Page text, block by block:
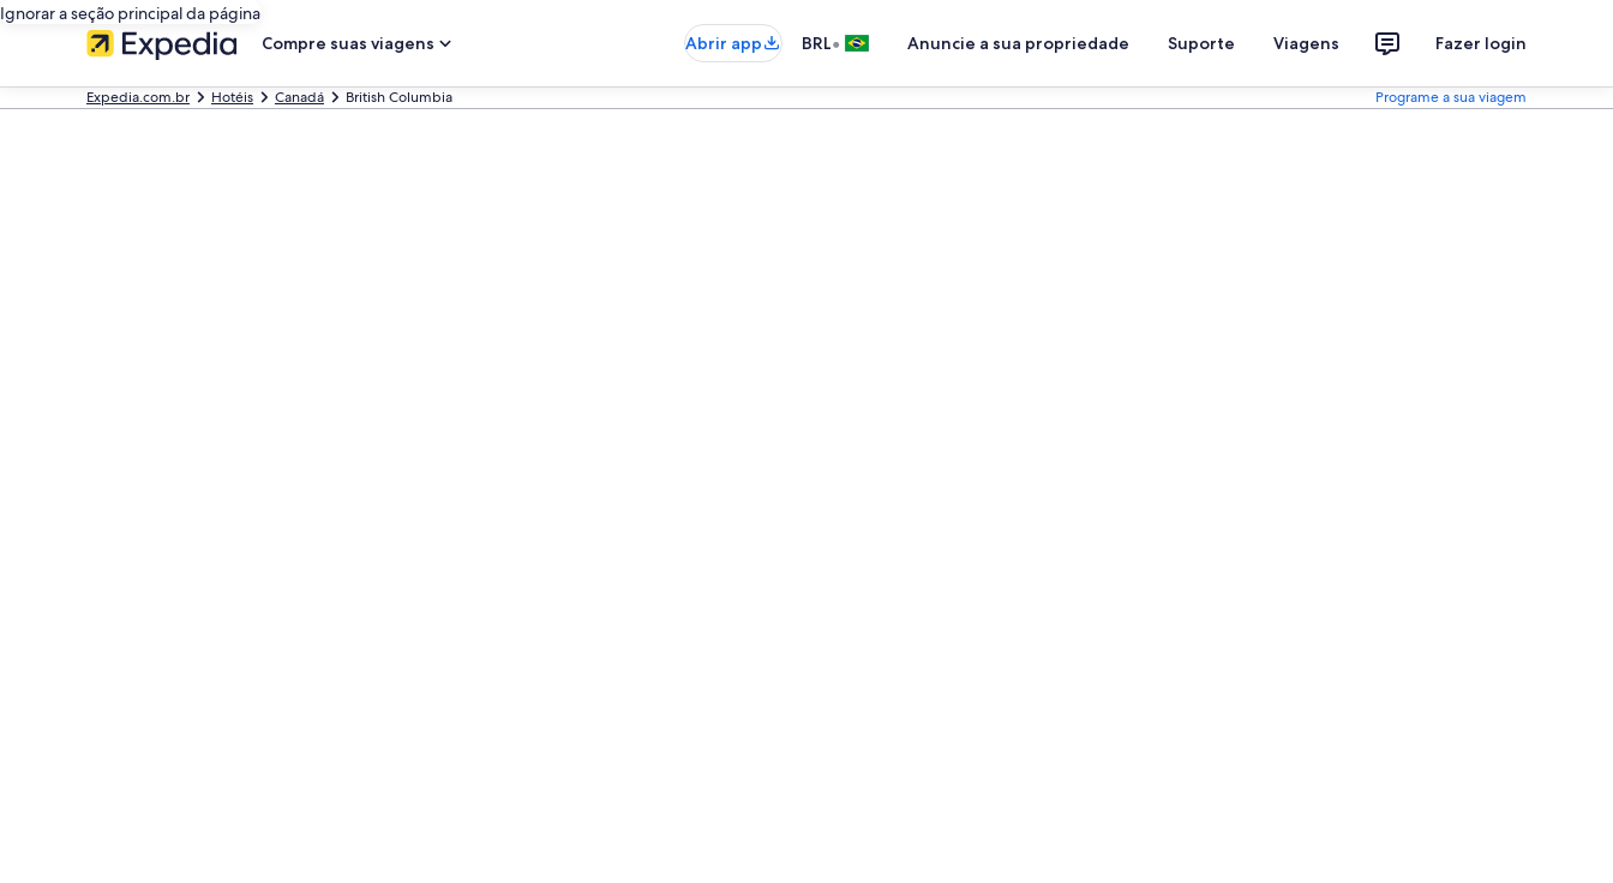
Ignorar a seção principal da página
Compre suas viagens
Abrir app BRL• Anuncie a sua propriedade Suporte Viagens Fazer login
Expedia.com.br Hotéis Canadá British Columbia Programe a sua viagem